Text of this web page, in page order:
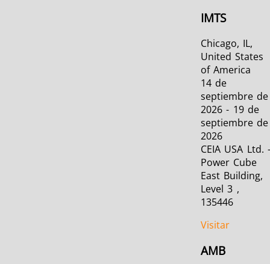
IMTS
Chicago, IL,
United States
of America
14 de
septiembre de
2026 - 19 de
septiembre de
2026
CEIA USA Ltd.
Power Cube
East Building,
Level 3 ,
135446
Visitar
AMB